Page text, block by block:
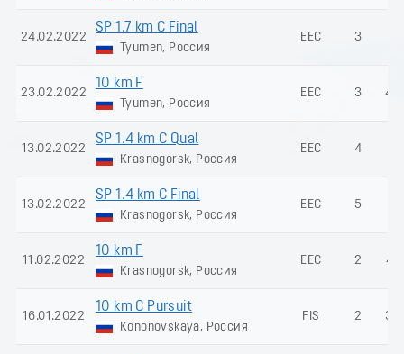
24.02.2022
SP 1.7 km C Final
Tyumen, Россия
EEC 3
23.02.2022
10 km F
Tyumen, Россия
EEC 3
13.02.2022
SP 1.4 km C Qual
Krasnogorsk, Россия
EEC 4
13.02.2022
SP 1.4 km C Final
Krasnogorsk, Россия
EEC 5
11.02.2022
10 km F
Krasnogorsk, Россия
EEC 2
16.01.2022
10 km C Pursuit
Kononovskaya, Россия
FIS 2